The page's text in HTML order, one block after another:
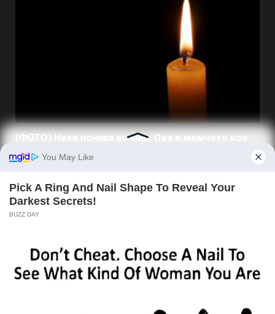
(ФОТО) Нека почива во мир: Ова е момчето кое
загина со мотоцикл во Радишани
07/08/2026